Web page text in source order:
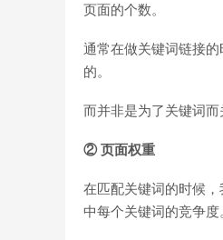
页面的个数。
通常在做关键词链接
的。
而并非是为了关键词而
② 页面权重
在匹配关键词的时候
中每个关键词的竞争度